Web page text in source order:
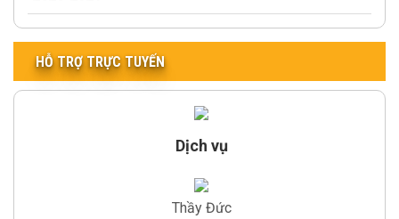
HỖ TRỢ TRỰC TUYẾN
Dịch vụ
Thầy Đức